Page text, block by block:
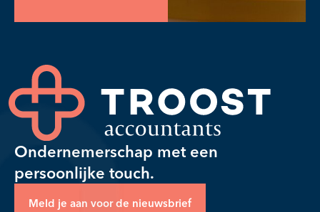
Ondernemerschap met een
persoonlijke touch.
Meld je aan voor de nieuwsbrief